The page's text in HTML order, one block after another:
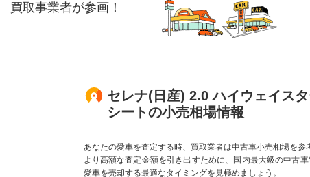
買取事業者が参画！
セレナ(日産) 2.0 ハイウェイス
シートの小売相場情報
あなたの愛車を査定する時、買取業者は中古車小売相場を参
より高額な査定金額を引き出すために、国内最大級の中古
愛車を売却する最適なタイミングを見極めましょう。